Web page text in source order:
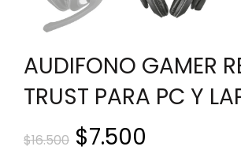
AUDIFONO GAMER
TRUST PARA PC Y
$16.500 El
$7.500